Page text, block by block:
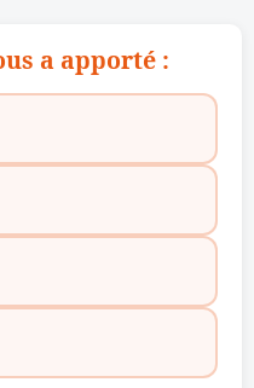
a apporté :